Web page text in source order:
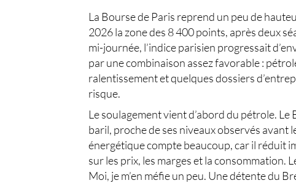
La Bourse de Paris reprend un peu de
2026 la zone des 8 400 points, après deux
mi-journée, l’indice parisien progressait
par une combinaison assez favorable :
ralentissement et quelques dossiers
risque.
Le soulagement vient d’abord du pétrole.
baril, proche de ses niveaux observés
énergétique compte beaucoup, car il réduit
sur les prix, les marges et la consommation.
Moi, je m’en méfie un peu. Une détente du